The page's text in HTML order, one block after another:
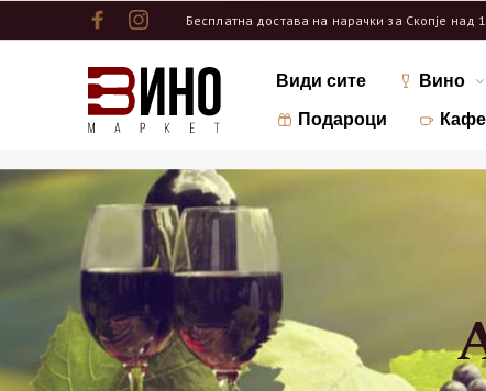
Бесплатна достава на нарачки за Скопје
Види сите Вино
Подароци Кафе